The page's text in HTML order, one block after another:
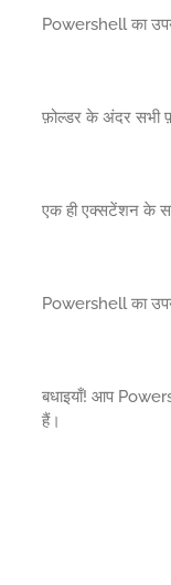
Powershell का
फ़ोल्डर के अंदर सभी
एक ही एक्सटेंशन के
Powershell का
बधाइयाँ! आप
हैं।